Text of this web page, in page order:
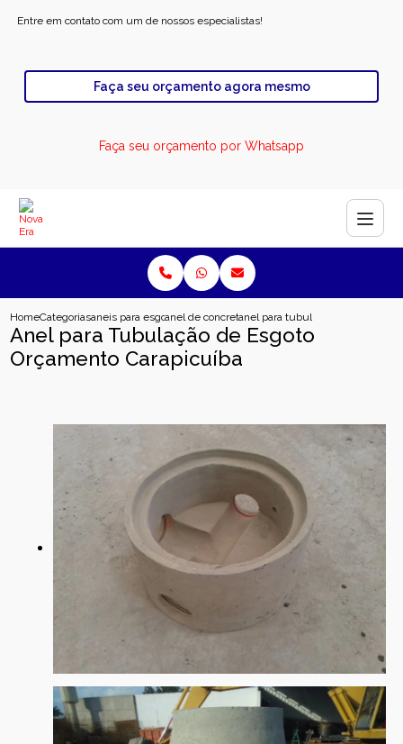
Entre em contato com um de nossos especialistas!
Faça seu orçamento agora mesmo
Faça seu orçamento por Whatsapp
HomeCategoriasaneis para esgotoanel de concreto para rodoviaanel para tubulacao de esgoto
Anel para Tubulação de Esgoto
Orçamento Carapicuíba